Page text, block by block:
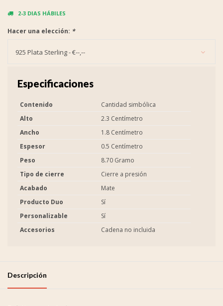
2-3 DIAS HÁBILES
Hacer una elección: *
925 Plata Sterling - €--,--
Especificaciones
Contenido
Cantidad simbólica
Alto
2.3 Centímetro
Ancho
1.8 Centímetro
Espesor
0.5 Centímetro
Peso
8.70 Gramo
Tipo de cierre
Cierre a presión
Acabado
Mate
Producto Duo
Sí
Personalizable
Sí
Accesorios
Cadena no incluida
Descripción